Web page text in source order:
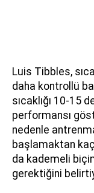
Luis Tibbles,
daha kontrollü
sıcaklığı 10-15
performansı
nedenle
başlamaktan
da kademeli
gerektiğini